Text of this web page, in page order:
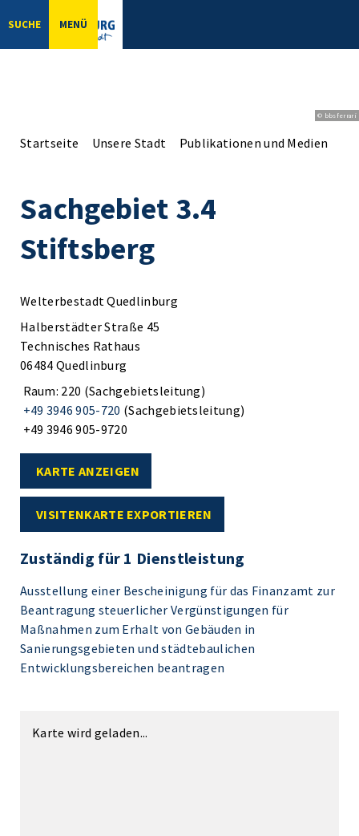
SUCHE MENÜ
© bbsferrari
Startseite Unsere Stadt Publikationen und Medien
Sachgebiet 3.4
Stiftsberg
Welterbestadt Quedlinburg
Halberstädter Straße 45
Technisches Rathaus
06484 Quedlinburg
Raum: 220 (Sachgebietsleitung)
+49 3946 905-720 (Sachgebietsleitung)
+49 3946 905-9720
KARTE ANZEIGEN
VISITENKARTE EXPORTIEREN
Zuständig für 1 Dienstleistung
Ausstellung einer Bescheinigung für das Finanzamt zur
Beantragung steuerlicher Vergünstigungen für
Maßnahmen zum Erhalt von Gebäuden in
Sanierungsgebieten und städtebaulichen
Entwicklungsbereichen beantragen
Karte wird geladen...